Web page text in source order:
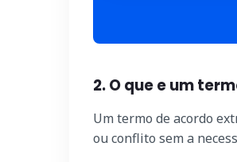
2. O que e um
Um termo de acordo
ou conflito sem a